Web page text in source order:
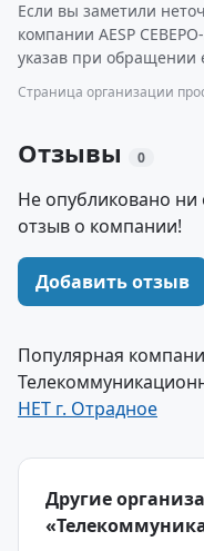
Если вы заметили
компании AESP
указав при
Страница организации
Отзывы 0
Не опубликовано ни
отзыв о компании!
Добавить отзыв
Популярная
НЕТ г. Отрадное
Другие